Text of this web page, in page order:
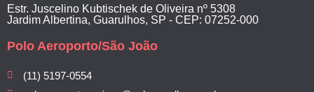
Estr. Juscelino Kubtischek de Oliveira nº 5308
Jardim Albertina, Guarulhos, SP - CEP: 07252-000
Polo Aeroporto/São João
(11) 5197-0554